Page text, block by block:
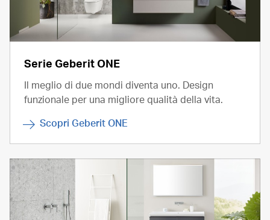
Serie Geberit ONE
Il meglio di due mondi diventa uno. Design
funzionale per una migliore qualità della vita.
Scopri Geberit ONE